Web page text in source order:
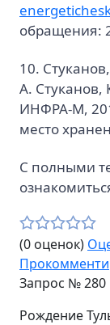
обращения:
10.
А.
ИНФРА-М,
место
С полными
(0 оценок)
Запрос №280
Рождение